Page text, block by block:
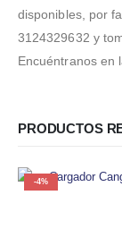
disponibles, por
3124329632 y
Encuéntranos en
PRODUCTOS
-4%